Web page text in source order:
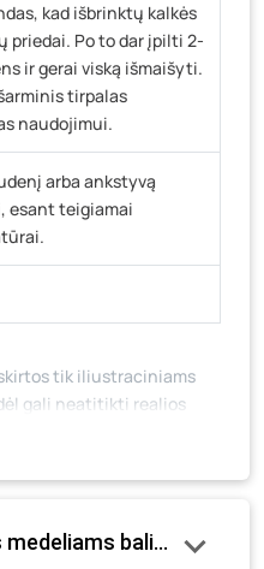
kad išbrinktų kalkės
priedai. Po to dar įpilti 2-
ir gerai viską išmaišyti.
tirpalas
naudojimui.
arba ankstyvą
esant teigiamai
tik iliustraciniams
gali neatitikti realios
spalvos ar
jame nebūtinai
fizinėse parduotuvėse
balinti, 2 kg“